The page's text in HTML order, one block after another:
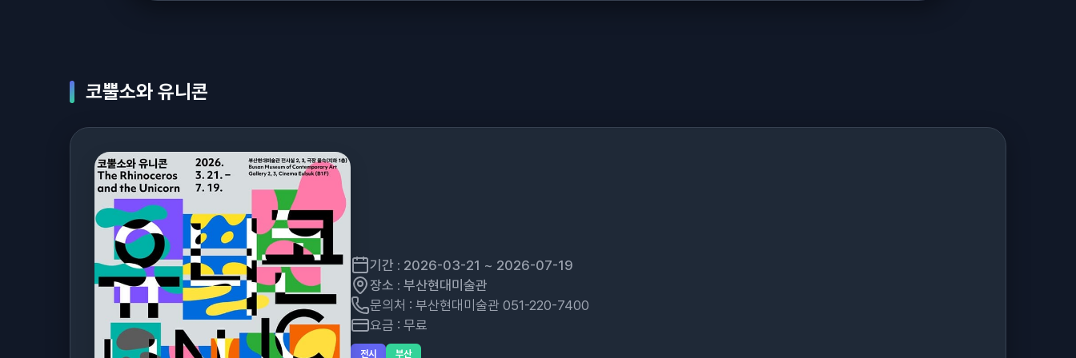
코뿔소와 유니콘
기간 : 2026-03-21 ~ 2026-07-19
장소 : 부산현대미술관
문의처 : 부산현대미술관 051-220-7400
요금 : 무료
전시 부산